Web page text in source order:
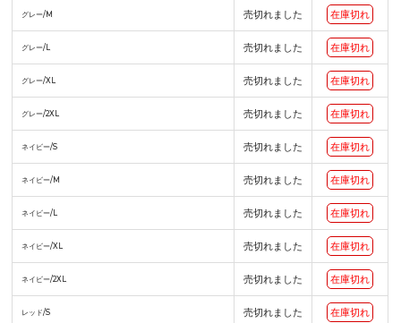
グレー/M 売切れました 在庫切れ
グレー/L 売切れました 在庫切れ
グレー/XL 売切れました 在庫切れ
グレー/2XL 売切れました 在庫切れ
ネイビー/S 売切れました 在庫切れ
ネイビー/M 売切れました 在庫切れ
ネイビー/L 売切れました 在庫切れ
ネイビー/XL 売切れました 在庫切れ
ネイビー/2XL 売切れました 在庫切れ
レッド/S 売切れました 在庫切れ